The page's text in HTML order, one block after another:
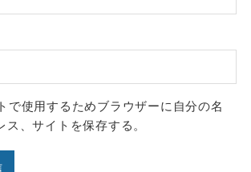
で使用するためブラウザーに自分の名
、サイトを保存する。